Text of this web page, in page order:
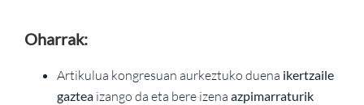
Oharrak:
Artikulua kongresuan aurkeztuko duena ikertzaile
gaztea izango da eta bere izena azpimarraturik